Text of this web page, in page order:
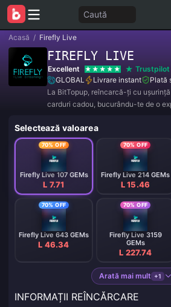
Caută
Acasă / Firefly Live
FIREFLY LIVE
Excellent
Trustpilot
GLOBAL
Livrare instant
Plată
La BitTopup, reîncarcă-ți cu
carduri cadou, bucurându-te de o
Selectează valoarea
70% OFF
Firefly Live 107 GEMs
L 7.71
70% OFF
Firefly Live 214 GEMs
L 15.46
70% OFF
Firefly Live 643 GEMs
L 46.34
70% OFF
Firefly Live 3159
GEMs
L 227.74
Arată mai mult +1
INFORMAȚII REÎNCĂRCARE